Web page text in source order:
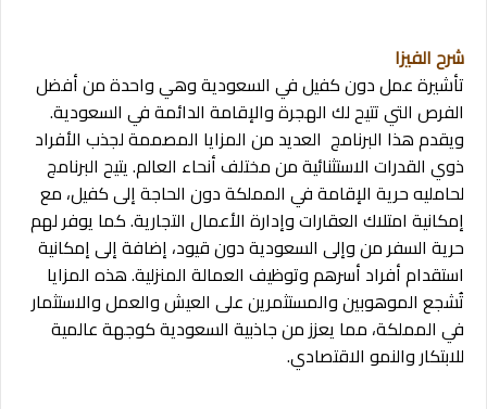
شرح الفيزا
تأشيرة عمل دون كفيل في السعودية وهي واحدة من أفضل
الفرص التي تتيح لك الهجرة والإقامة الدائمة في السعودية.
ويقدم هذا البرنامج العديد من المزايا المصممة لجذب الأفراد
ذوي القدرات الاستثنائية من مختلف أنحاء العالم. يتيح البرنامج
لحامليه حرية الإقامة في المملكة دون الحاجة إلى كفيل، مع
إمكانية امتلاك العقارات وإدارة الأعمال التجارية. كما يوفر لهم
حرية السفر من وإلى السعودية دون قيود، إضافة إلى إمكانية
استقدام أفراد أسرهم وتوظيف العمالة المنزلية. هذه المزايا
تُشجع الموهوبين والمستثمرين على العيش والعمل والاستثمار
في المملكة، مما يعزز من جاذبية السعودية كوجهة عالمية
للابتكار والنمو الاقتصادي.